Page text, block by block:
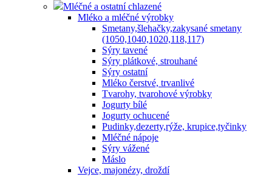
Mléčné a ostatní chlazené
Mléko a mléčné výrobky
Smetany,šlehačky,zakysané smetany
(1050,1040,1020,118,117)
Sýry tavené
Sýry plátkové, strouhané
Sýry ostatní
Mléko čerstvé, trvanlivé
Tvarohy, tvarohové výrobky
Jogurty bílé
Jogurty ochucené
Pudinky,dezerty,rýže, krupice,tyčinky
Mléčné nápoje
Sýry vážené
Máslo
Vejce, majonézy, droždí